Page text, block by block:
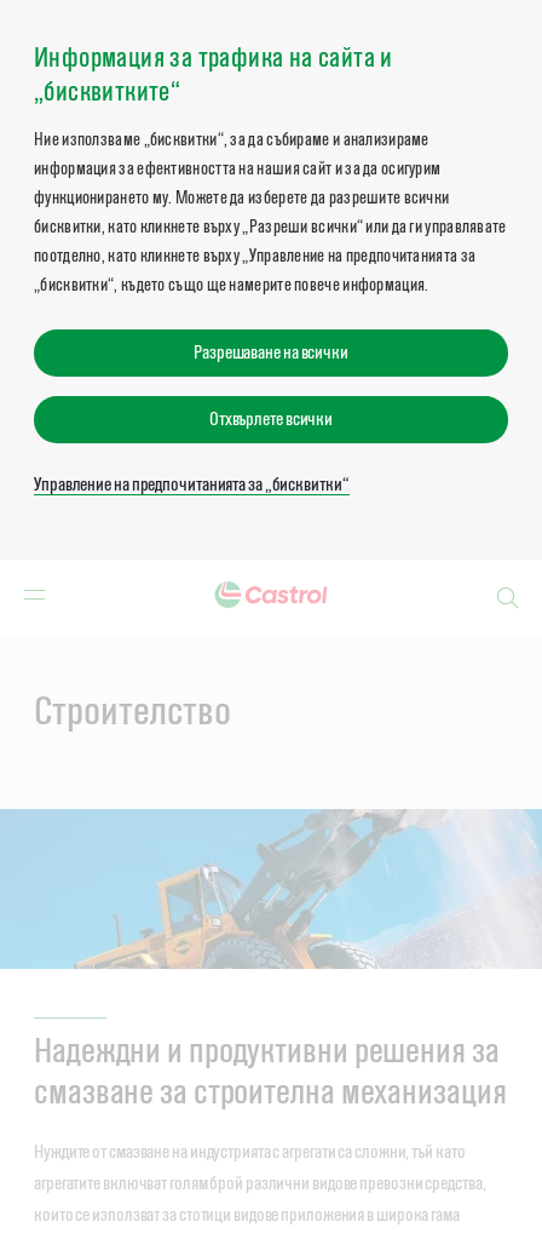
Информация за трафика на сайта и
„бисквитките“
Ние използваме „бисквитки“, за да събираме и анализираме
информация за ефективността на нашия сайт и за да осигурим
функционирането му. Можете да изберете да разрешите всички
бисквитки, като кликнете върху „Разреши всички“ или да ги управлявате
поотделно, като кликнете върху „Управление на предпочитанията за
„бисквитки“, където също ще намерите повече информация.
Разрешаване на всички
Отхвърлете всички
Управление на предпочитанията за „бисквитки“
Строителство
Надеждни и продуктивни решения за
смазване за строителна механизация
Нуждите от смазване на индустрията с агрегати са сложни, тъй като
агрегатите включват голям брой различни видове превозни средства,
които се използват за стотици видове приложения в широка гама